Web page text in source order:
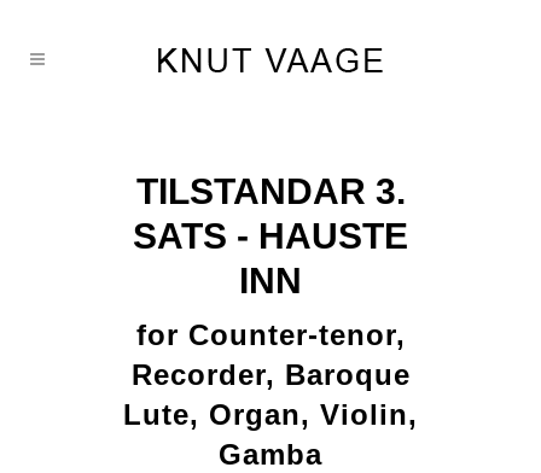
TILSTANDAR 3.
SATS - HAUSTE
INN
for Counter-tenor,
Recorder, Baroque
Lute, Organ, Violin,
Gamba